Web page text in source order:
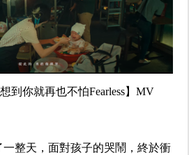
到你就再也不怕Fearless】MV
整天，面對孩子的哭鬧，終於衝